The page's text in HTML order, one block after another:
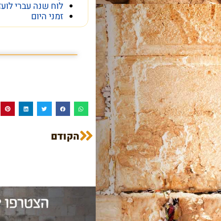
לוח שנה עברי
זמני היום
הקודם